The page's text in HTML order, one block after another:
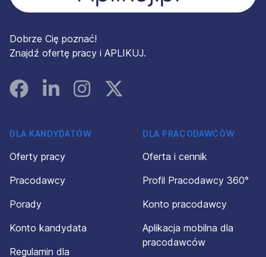
Dobrze Cię poznać!
Znajdź ofertę pracy i APLIKUJ.
FacebookLinked InInstagramInstagram
DLA KANDYDATÓW
Oferty pracy
Pracodawcy
Porady
Konto kandydata
Regulamin dla
DLA PRACODAWCÓW
Oferta i cennik
Profil Pracodawcy 360°
Konto pracodawcy
Aplikacja mobilna dla
pracodawców